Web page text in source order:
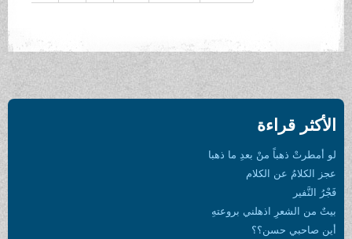
الأكثر قراءة
لو أمطرتْ ذهباً منْ بعدِ ما ذهبا
عجز الكلامُ عن الكلام
فَجْرُ النَّفير
بيتٌ من الشعرِ اذهلني بروعتهِ
أين صاحبي حسن؟؟